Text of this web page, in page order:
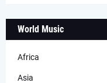
World Music
Africa
Asia